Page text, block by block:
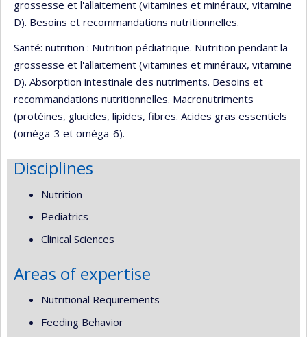
grossesse et l'allaitement (vitamines et minéraux, vitamine
D). Besoins et recommandations nutritionnelles.
Santé: nutrition : Nutrition pédiatrique. Nutrition pendant la
grossesse et l'allaitement (vitamines et minéraux, vitamine
D). Absorption intestinale des nutriments. Besoins et
recommandations nutritionnelles. Macronutriments
(protéines, glucides, lipides, fibres. Acides gras essentiels
(oméga-3 et oméga-6).
Disciplines
Nutrition
Pediatrics
Clinical Sciences
Areas of expertise
Nutritional Requirements
Feeding Behavior